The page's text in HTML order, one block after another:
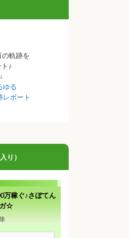
軌跡を
♪
ゆる
レポート
り）
万稼ぐ♪さぼてん
ガ☆